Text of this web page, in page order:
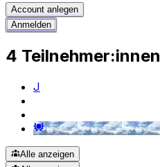
Account anlegen
Anmelden
4 Teilnehmer:innen
J
Alle anzeigen